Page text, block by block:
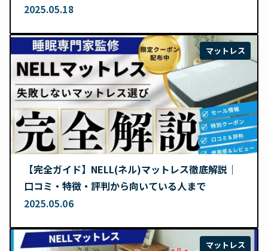
レビュー
2025.05.18
マットレス
【完全ガイド】NELL(ネル)マットレス徹底解説｜
口コミ・特徴・評判から向いている人まで
2025.05.06
マットレス